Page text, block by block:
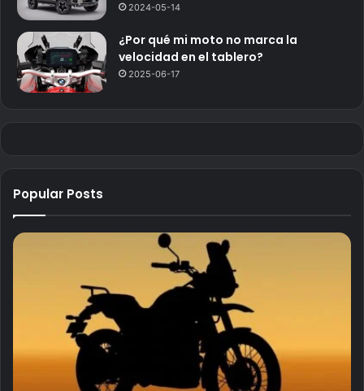
2024-05-14
¿Por qué mi moto no marca la
velocidad en el tablero?
2025-06-17
Popular Posts